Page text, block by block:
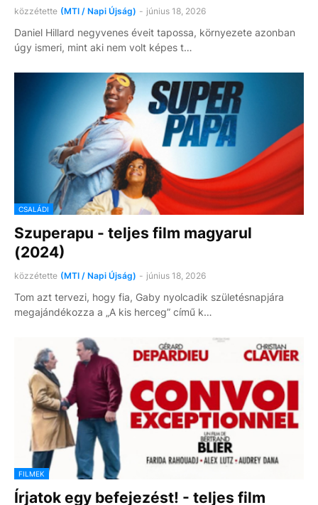
közzétette (MTI / Napi Újság) - június 18, 2026
Daniel Hillard negyvenes éveit tapossa, környezete azonban
úgy ismeri, mint aki nem volt képes t…
CSALÁDI
Szuperapu - teljes film magyarul
(2024)
közzétette (MTI / Napi Újság) - június 18, 2026
Tom azt tervezi, hogy fia, Gaby nyolcadik születésnapjára
megajándékozza a „A kis herceg” című k…
FILMEK
Írjatok egy befejezést! - teljes film